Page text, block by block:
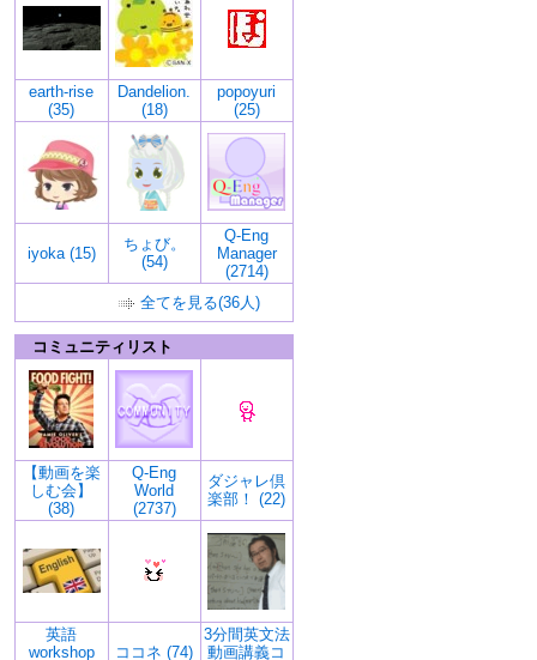
earth-rise
(35)
Dandelion.
(18)
popoyuri
(25)
iyoka (15)
ちょび。
(54)
Q-Eng
Manager
(2714)
全てを見る(36人)
コミュニティリスト
【動画を楽
しむ会】
(38)
Q-Eng
World
(2737)
ダジャレ倶
楽部！ (22)
英語
workshop
ココネ (74)
3分間英文法
動画講義コ